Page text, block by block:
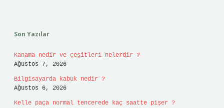
Son Yazılar
Kanama nedir ve çeşitleri nelerdir ?
Ağustos 7, 2026
Bilgisayarda kabuk nedir ?
Ağustos 6, 2026
Kelle paça normal tencerede kaç saatte pişer ?